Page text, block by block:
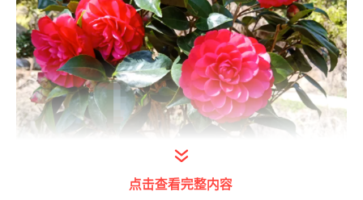
点击查看完整内容